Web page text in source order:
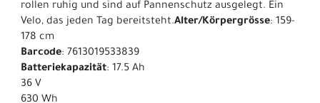
rollen ruhig und sind auf Pannenschutz ausgelegt. Ein
Velo, das jeden Tag bereitsteht.Alter/Körpergrösse: 159-
178 cm
Barcode: 7613019533839
Batteriekapazität: 17.5 Ah
36 V
630 Wh